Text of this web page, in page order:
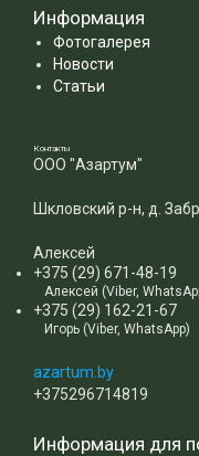
Покупатель
Отлично
Информация
Фотогалерея
Новости
Статьи
Контакты
ООО "Азартум"
Шкловский р-н, д.
Алексей
+375 (29) 671-48-19
Алексей (Viber,
+375 (29) 162-21-67
Игорь (Viber, WhatsApp)
azartum.by
+375296714819
Информация для